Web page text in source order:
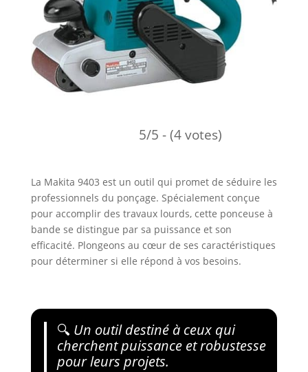
5/5 - (4 votes)
La Makita 9403 est un outil qui promet de séduire les
professionnels du ponçage. Spécialement conçue
pour accomplir des travaux lourds, cette ponceuse à
bande se distingue par sa puissance et son
efficacité. Plongeons au cœur de ses caractéristiques
pour déterminer si elle répond à vos besoins.
🔍 Un outil destiné à ceux qui
cherchent puissance et robustesse
pour leurs projets.